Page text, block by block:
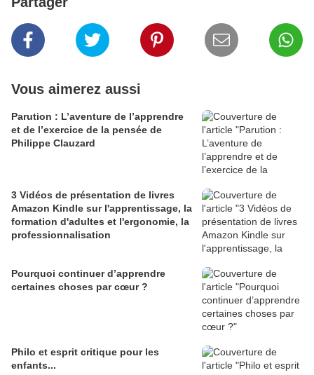
Vous aimerez aussi
Parution : L’aventure de l’apprendre
et de l’exercice de la pensée de
Philippe Clauzard
3 Vidéos de présentation de livres
Amazon Kindle sur l'apprentissage, la
formation d'adultes et l'ergonomie, la
professionnalisation
Pourquoi continuer d’apprendre
certaines choses par cœur ?
Philo et esprit critique pour les
enfants...